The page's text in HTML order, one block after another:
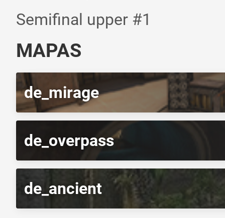
Semifinal upper #1
MAPAS
de_mirage
de_overpass
de_ancient